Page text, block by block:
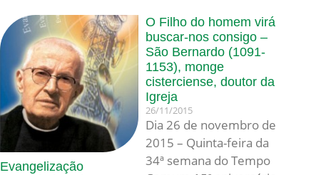
Evangelização
O Filho do homem virá
buscar-nos consigo –
São Bernardo (1091-
1153), monge
cisterciense, doutor da
Igreja
26/11/2015
Dia 26 de novembro de
2015 – Quinta-feira da
34ª semana do Tempo